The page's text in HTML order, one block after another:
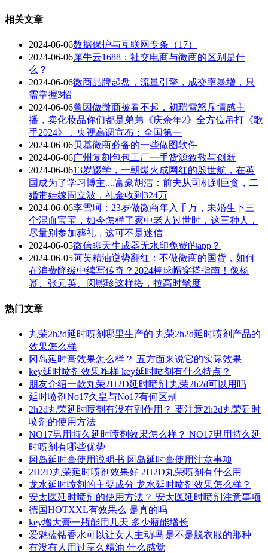
相关文章
2024-06-06数据保护与互联网专条（17）
2024-06-06犀牛云1688：社交电商与微商的区别是什
么？
2024-06-06微商品牌起盘，流量引擎，成交率暴增，只
需掌握3招
2024-06-06曾因做微商被看不起，初瑞雪怒斥情感主
播，卖化妆品你们都是弟弟《庆余年2》全方位吊打《歌
手2024》，央视高调宣布：全国第一
2024-06-06贝基微商必备的一些做图软件
2024-06-06广州复刻包包工厂一手货源致敬与创新
2024-06-0613岁辍学，一朝爆火成网红的殷世航，在英
国成为了学习博主....富豪胡洁：前夫从司机到巨贪，二
婚带娃嫁周立波，礼金收到324万
2024-06-06李雪珂：23岁做微商年入千万，未婚生下三
个混血宝宝，如今怎样了家中老人过世时，这三种人，
尽量别参加葬礼，这可不是迷信
2024-06-05微信聊天生成器无水印免费的app？
2024-06-05阿芙精油逆势翻红：不做微商的国货，如何
在消费降级中续写传奇？2024棒球帽穿搭指南！像杨
幂、张元英、闵熙珍这样搭，拉高时髦度
热门文章
丸荣2h2d延时喷剂哪里生产的 丸荣2h2d延时喷剂产品的
效果怎么样
冈岛延时膏效果怎么样？ 五方面来说它的实际效果
key延时喷剂效果咋样 key延时喷剂有什么特点？
朋友介绍一款丸荣2H2D延时喷剂 丸荣2h2d可以用吗
延时喷剂No17久皇与No17有何区别
2h2d丸荣延时喷剂有没有副作用？ 要注意2h2d丸荣延时
喷剂的使用方法
NO17男用持久延时喷剂效果怎么样？ NO17男用持久延
时喷剂有哪些优势
冈岛延时膏使用说明书 冈岛延时膏使用注意事项
2H2D丸荣延时喷剂效果好 2H2D丸荣喷剂有什么用
龙水延时喷剂的主要成分 龙水延时喷剂效果怎么样？
安太医延时喷剂的使用方法？ 安太医延时喷剂注意事项
德国HOTXXL有效果么 是真的吗
key增大膏一瓶能用几天 多少瓶能增长
爱魅蓝钻香水可以让女人主动吗 是不是脱衣服的那种
有没有人用过享久精油 什么感觉